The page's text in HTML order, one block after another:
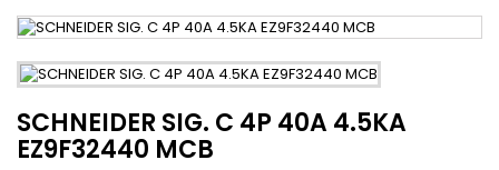
SCHNEIDER SIG. C 4P 40A 4.5KA
EZ9F32440 MCB